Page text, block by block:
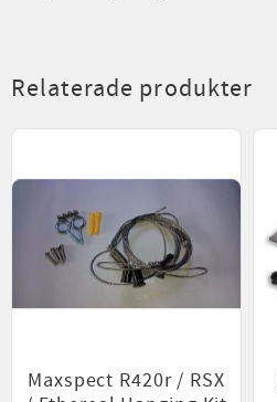
Relaterade produkter
Maxspect R420r / RSX